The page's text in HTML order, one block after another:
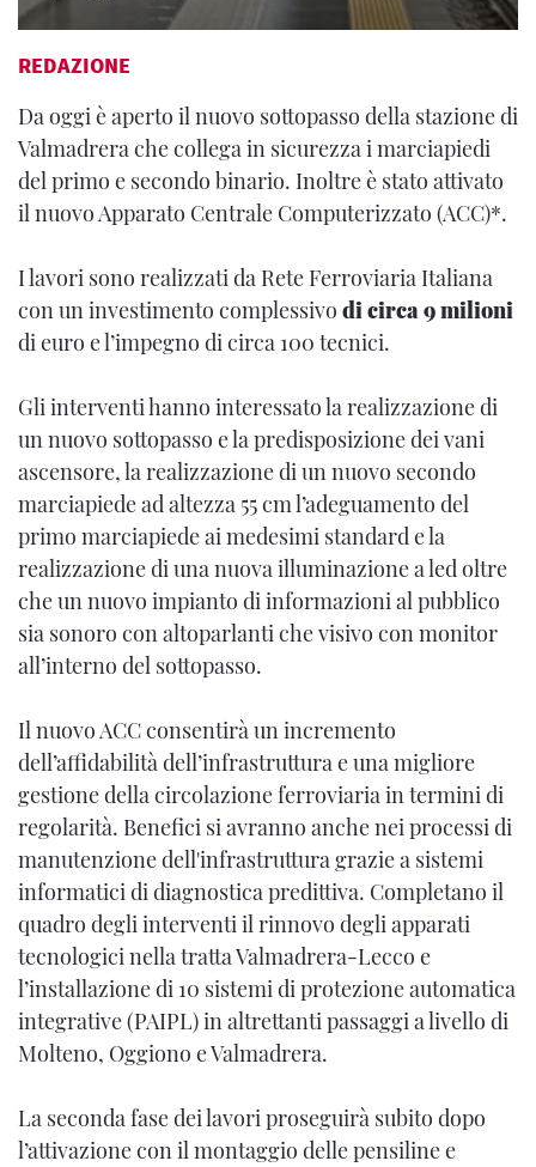
REDAZIONE
Da oggi è aperto il nuovo sottopasso della stazione di
Valmadrera che collega in sicurezza i marciapiedi
del primo e secondo binario. Inoltre è stato attivato
il nuovo Apparato Centrale Computerizzato (ACC)*.
I lavori sono realizzati da Rete Ferroviaria Italiana
con un investimento complessivo di circa 9 milioni
di euro e l’impegno di circa 100 tecnici.
Gli interventi hanno interessato la realizzazione di
un nuovo sottopasso e la predisposizione dei vani
ascensore, la realizzazione di un nuovo secondo
marciapiede ad altezza 55 cm l’adeguamento del
primo marciapiede ai medesimi standard e la
realizzazione di una nuova illuminazione a led oltre
che un nuovo impianto di informazioni al pubblico
sia sonoro con altoparlanti che visivo con monitor
all’interno del sottopasso.
Il nuovo ACC consentirà un incremento
dell’affidabilità dell’infrastruttura e una migliore
gestione della circolazione ferroviaria in termini di
regolarità. Benefici si avranno anche nei processi di
manutenzione dell'infrastruttura grazie a sistemi
informatici di diagnostica predittiva. Completano il
quadro degli interventi il rinnovo degli apparati
tecnologici nella tratta Valmadrera-Lecco e
l’installazione di 10 sistemi di protezione automatica
integrative (PAIPL) in altrettanti passaggi a livello di
Molteno, Oggiono e Valmadrera.
La seconda fase dei lavori proseguirà subito dopo
l’attivazione con il montaggio delle pensiline e